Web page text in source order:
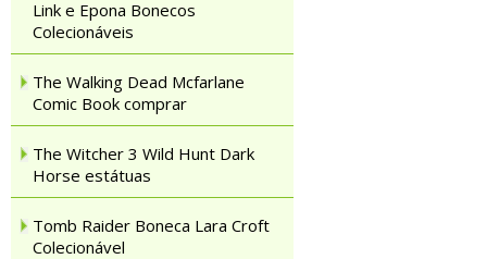
Link e Epona Bonecos
Colecionáveis
The Walking Dead Mcfarlane
Comic Book comprar
The Witcher 3 Wild Hunt Dark
Horse estátuas
Tomb Raider Boneca Lara Croft
Colecionável